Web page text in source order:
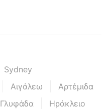
Sydney
Αιγάλεω
Αρτέμιδα
Γλυφάδα
Ηράκλειο